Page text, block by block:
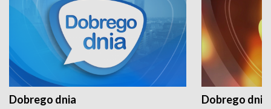
Dobrego dnia Dobrego dnia